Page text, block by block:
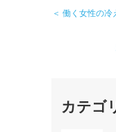
＜ 働く女性の
カテゴ